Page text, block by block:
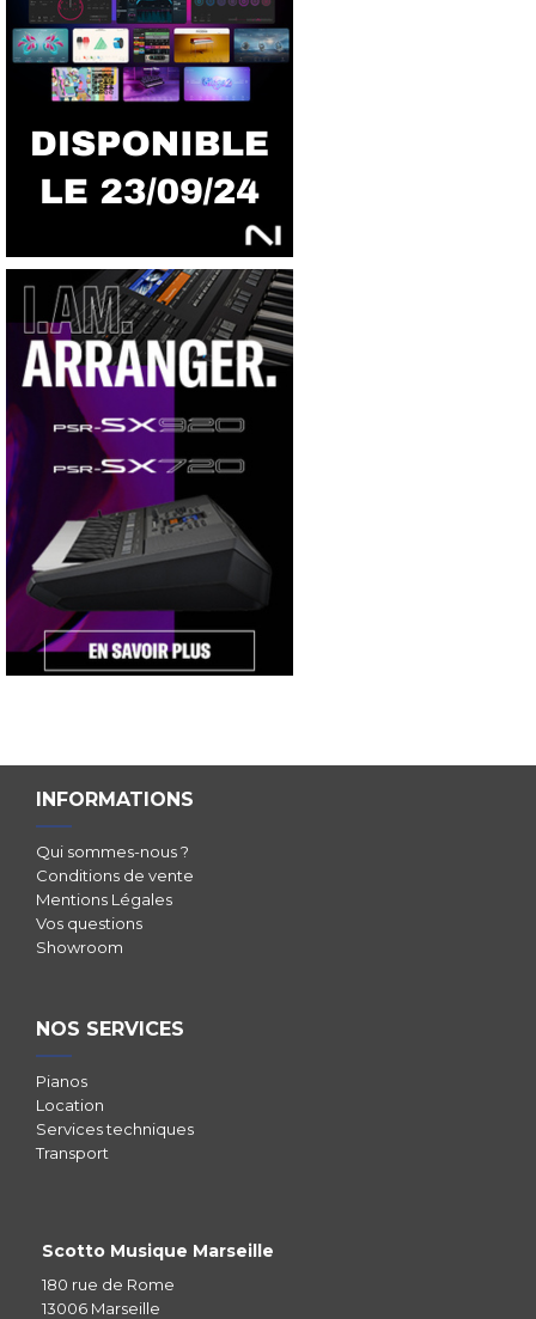
INFORMATIONS
Qui sommes-nous ?
Conditions de vente
Mentions Légales
Vos questions
Showroom
NOS SERVICES
Pianos
Location
Services techniques
Transport
Scotto Musique Marseille
180 rue de Rome
13006 Marseille